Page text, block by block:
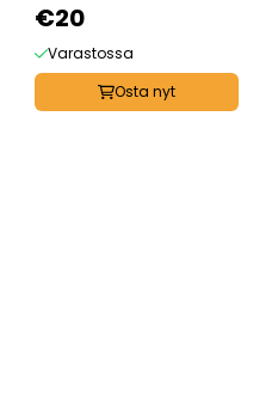
€20
Varastossa
Osta nyt